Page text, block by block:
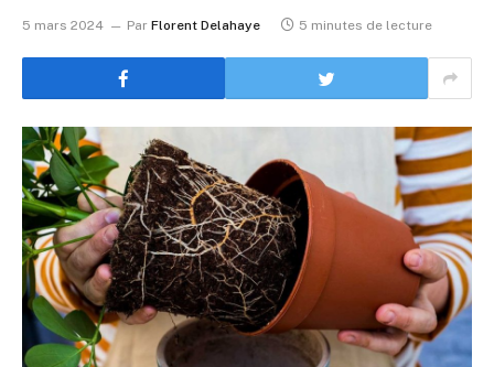
5 mars 2024 Par Florent Delahaye 5 minutes de lecture